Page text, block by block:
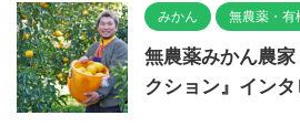
みかん 無農薬・有
無農薬みかん農
クション』イン